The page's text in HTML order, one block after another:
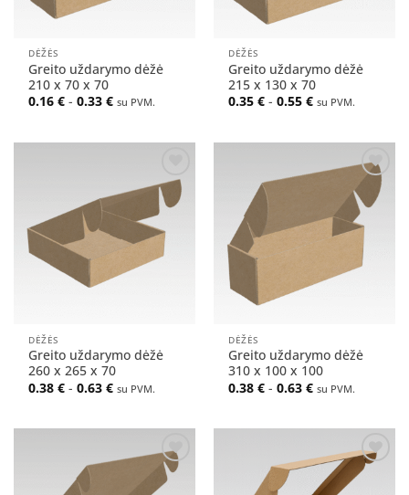
DĖŽĖS
Greito uždarymo dėžė
210 x 70 x 70
0.16€ -0.33€ su PVM.
DĖŽĖS
Greito uždarymo dėžė
215 x 130 x 70
0.35€ -0.55€ su PVM.
Pridėti
į norų
sąrašą
DĖŽĖS
Greito uždarymo dėžė
260 x 265 x 70
0.38€ -0.63€ su PVM.
Pridėti
į norų
sąrašą
DĖŽĖS
Greito uždarymo dėžė
310 x 100 x 100
0.38€ -0.63€ su PVM.
Pridėti
į norų
Pridėti